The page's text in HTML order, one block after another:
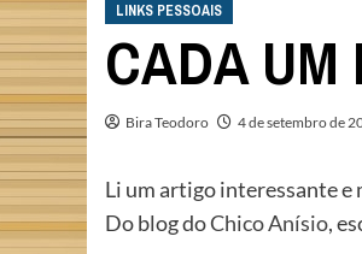
LINKS PESSOAIS
CADA
Bira Teodoro 4 de setembro de
Li um artigo interessante e
Do blog doChico Anísio,